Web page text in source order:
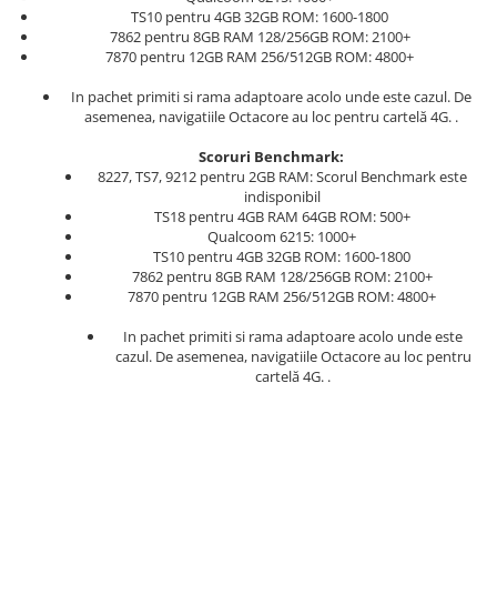
TS10 pentru 4GB 32GB ROM: 1600-1800
7862 pentru 8GB RAM 128/256GB ROM: 2100+
7870 pentru 12GB RAM 256/512GB ROM: 4800+
In pachet primiti si rama adaptoare acolo unde este cazul. De
asemenea, navigatiile Octacore au loc pentru cartelă 4G. .
Scoruri Benchmark:
8227, TS7, 9212 pentru 2GB RAM: Scorul Benchmark este
indisponibil
TS18 pentru 4GB RAM 64GB ROM: 500+
Qualcoom 6215: 1000+
TS10 pentru 4GB 32GB ROM: 1600-1800
7862 pentru 8GB RAM 128/256GB ROM: 2100+
7870 pentru 12GB RAM 256/512GB ROM: 4800+
In pachet primiti si rama adaptoare acolo unde este
cazul. De asemenea, navigatiile Octacore au loc pentru
cartelă 4G. .